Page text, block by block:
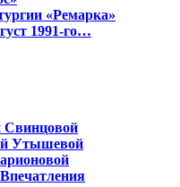
«Ремарка»
1991-го…
Свинцовой
Утышевой